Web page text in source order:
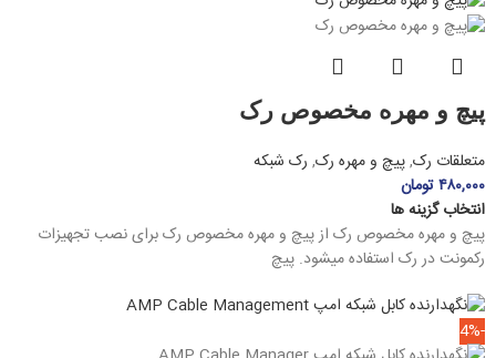
پیچ و مهره مخصوص رک
متعلقات رک,پیچ و مهره رک, رک شبکه
۴۸۰,۰۰۰تومان
انتخاب گزینه ها
پیچ و مهره مخصوص رک از پیچ و مهره مخصوص رک برای نصب تجهیزات
رکمونت در رک استفاده میشود. پیچ
-4%